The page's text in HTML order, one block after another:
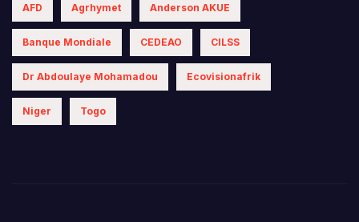
AFD Agrhymet Anderson AKUE
Banque Mondiale CEDEAO CILSS
Dr Abdoulaye Mohamadou Ecovisionafrik
Niger Togo